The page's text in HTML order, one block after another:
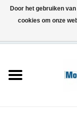
Schepen
Door het gebruiken
cookies om onze